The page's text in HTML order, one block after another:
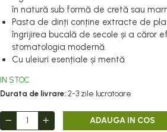
în natură sub formă de cretă sau
Pasta de dinți conține extracte de
îngrijirea bucală de secole și a căror
stomatologia modernă.
Cu uleiuri esențiale și mentă
IN STOC
Durata de livrare: 2-3 zile lucratoare
ADAUGA IN COS